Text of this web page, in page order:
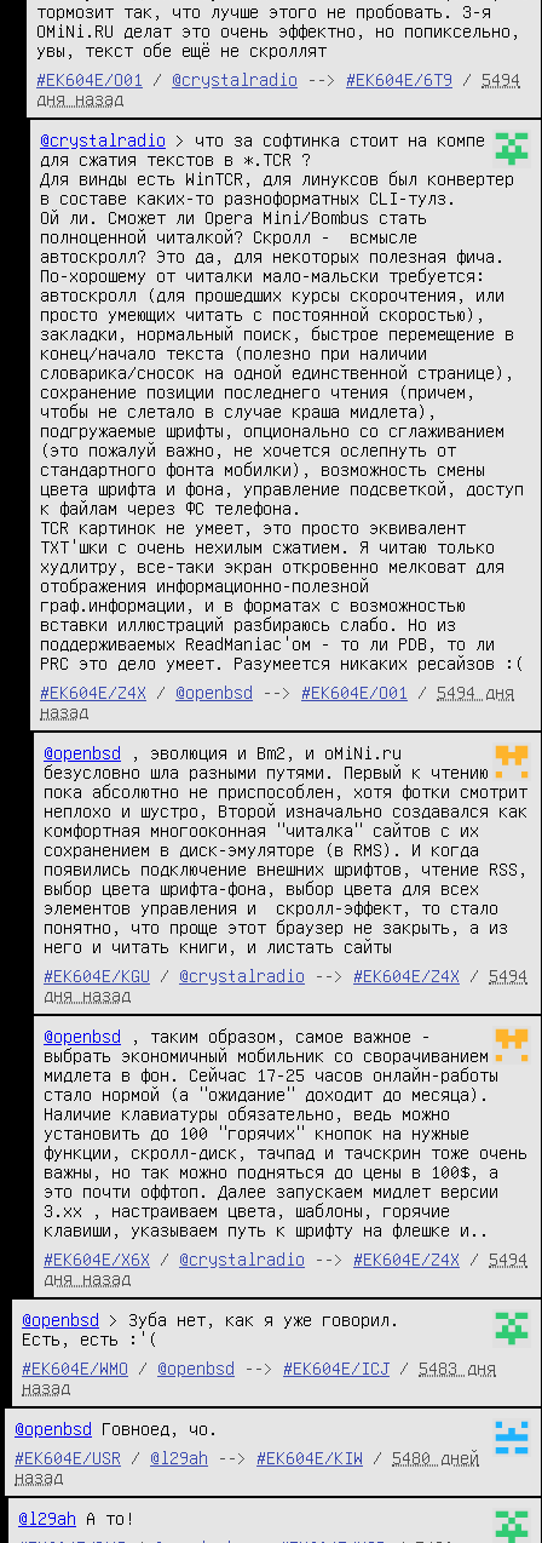
тормозит так, что лучше этого не пробовать. 3-я
OMiNi.RU делат это очень эффектно, но попиксельно,
увы, текст обе ещё не скроллят
#EK604E/O01
/ @crystalradio --> #EK604E/6T9 / 5494
дня назад
@crystalradio > что за софтинка стоит на компе
для сжатия текстов в *.TCR ?
Для винды есть WinTCR, для линуксов был конвертер
в составе каких-то разноформатных CLI-тулз.
Ой ли. Сможет ли Opera Mini/Bombus стать
полноценной читалкой? Скролл -  всмысле
автоскролл? Это да, для некоторых полезная фича.
По-хорошему от читалки мало-мальски требуется:
автоскролл (для прошедших курсы скорочтения, или
просто умеющих читать с постоянной скоростью),
закладки, нормальный поиск, быстрое перемещение в
конец/начало текста (полезно при наличии
словарика/сносок на одной единственной странице),
сохранение позиции последнего чтения (причем,
чтобы не слетало в случае краша мидлета),
подгружаемые шрифты, опционально со сглаживанием
(это пожалуй важно, не хочется ослепнуть от
стандартного фонта мобилки), возможность смены
цвета шрифта и фона, управление подсветкой, доступ
к файлам через ФС телефона.
TCR картинок не умеет, это просто эквивалент
TXT'шки с очень нехилым сжатием. Я читаю только
худлитру, все-таки экран откровенно мелковат для
отображения информационно-полезной
граф.информации, и в форматах с возможностью
вставки иллюстраций разбираюсь слабо. Но из
поддерживаемых ReadManiac'ом - то ли PDB, то ли
PRC это дело умеет. Разумеется никаких ресайзов :(
#EK604E/Z4X
/ @openbsd --> #EK604E/O01 / 5494 дня
назад
@openbsd , эволюция и Bm2, и oMiNi.ru
безусловно шла разными путями. Первый к чтению
пока абсолютно не приспособлен, хотя фотки смотрит
неплохо и шустро, Второй изначально создавался как
комфортная многооконная "читалка" сайтов с их
сохранением в диск-эмуляторе (в RMS). И когда
появились подключение внешних шрифтов, чтение RSS,
выбор цвета шрифта-фона, выбор цвета для всех
элементов управления и  скролл-эффект, то стало
понятно, что проще этот браузер не закрыть, а из
него и читать книги, и листать сайты
#EK604E/KGU
/ @crystalradio --> #EK604E/Z4X / 5494
дня назад
@openbsd , таким образом, самое важное -
выбрать экономичный мобильник со сворачиванием
мидлета в фон. Сейчас 17-25 часов онлайн-работы
стало нормой (а "ожидание" доходит до месяца).
Наличие клавиатуры обязательно, ведь можно
установить до 100 "горячих" кнопок на нужные
функции, скролл-диск, тачпад и тачскрин тоже очень
важны, но так можно подняться до цены в 100$, а
это почти оффтоп. Далее запускаем мидлет версии
3.xx , настраиваем цвета, шаблоны, горячие
клавиши, указываем путь к шрифту на флешке и..
#EK604E/X6X
/ @crystalradio --> #EK604E/Z4X / 5494
дня назад
@openbsd > Зуба нет, как я уже говорил.
Есть, есть :'(
#EK604E/WMO
/ @openbsd --> #EK604E/ICJ / 5483 дня
назад
@openbsd Говноед, чо.
#EK604E/USR
/ @l29ah --> #EK604E/KIW / 5480 дней
назад
@l29ah А то!